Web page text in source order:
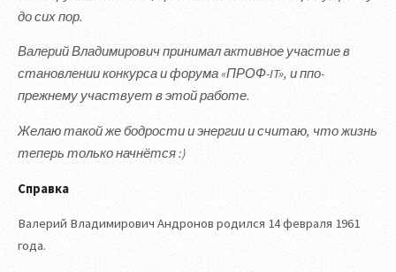
до сих пор.
Валерий Владимирович принимал активное участие в
становлении конкурса и форума «ПРОФ-IT», и ппо-
прежнему участвует в этой работе.
Желаю такой же бодрости и энергии и считаю, что жизнь
теперь только начнётся :)
Справка
Валерий Владимирович Андронов родился 14 февраля 1961
года.